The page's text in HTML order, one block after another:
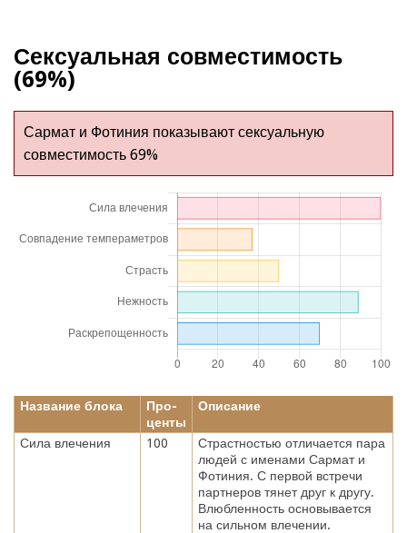
Сексуальная совместимость
(69%)
Сармат и Фотиния показывают сексуальную
совместимость 69%
Название блока
Про-
центы
Описание
Сила влечения 100
Страстностью отличается пара
людей с именами Сармат и
Фотиния. С первой встречи
партнеров тянет друг к другу.
Влюбленность основывается
на сильном влечении.